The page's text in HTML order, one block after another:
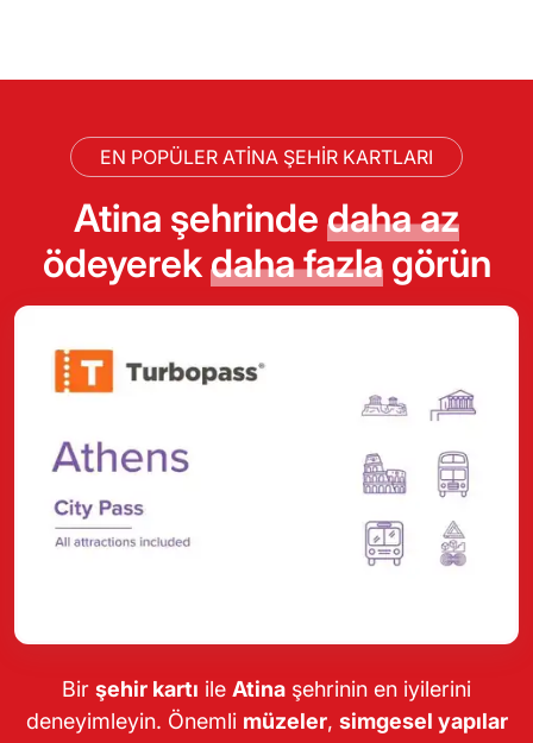
EN POPÜLER ATINA ŞEHIR KARTLARI
Atina şehrinde daha az
ödeyerekdaha fazlagörün
Bir şehir kartı ile Atina şehrinin en iyilerini
deneyimleyin. Önemli müzeler, simgesel yapılar